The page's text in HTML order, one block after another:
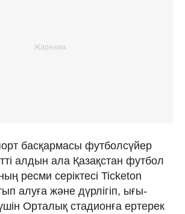
басқармасы футболсүйер
алдын ала Қазақстан футбол
ресми серіктесі Ticketon
алуға және дүрлігіп, ығы-
Орталық стадионға ертерек